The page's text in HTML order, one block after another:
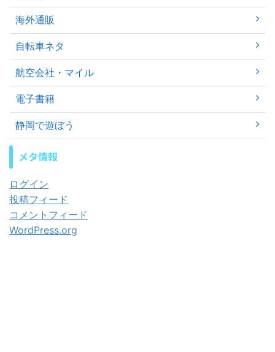
海外通販
自転車ネタ
航空会社・マイル
電子書籍
静岡で遊ぼう
メタ情報
ログイン
投稿フィード
コメントフィード
WordPress.org